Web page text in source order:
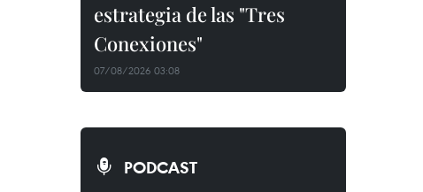
estrategia de las "Tres
Conexiones"
07/08/2026 03:08
PODCAST